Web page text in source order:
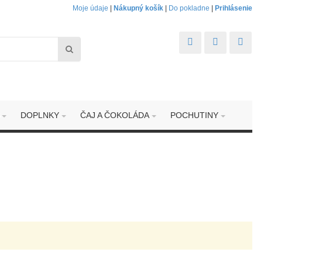
Moje údaje Nákupný košík Do pokladne Prihlásenie
DOPLNKY ČAJ A ČOKOLÁDA POCHUTINY